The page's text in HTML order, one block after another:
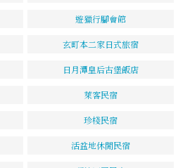
遊獵行腳會館
玄町本二家日式旅宿
日月潭皇后古堡飯店
萊客民宿
珍棧民宿
活盆地休閒民宿